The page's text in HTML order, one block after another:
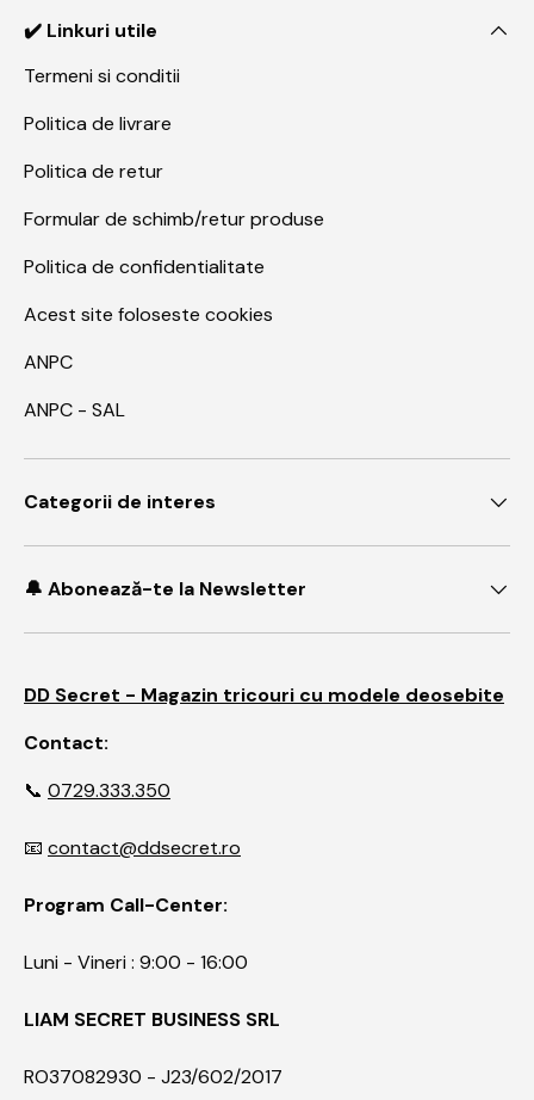
✔️ Linkuri utile
Termeni si conditii
Politica de livrare
Politica de retur
Formular de schimb/retur produse
Politica de confidentialitate
Acest site foloseste cookies
ANPC
ANPC - SAL
Categorii de interes
🔔 Abonează-te la Newsletter
DD Secret - Magazin tricouri cu modele deosebite
Contact:
📞 0729.333.350
📧 contact@ddsecret.ro
Program Call-Center:
Luni - Vineri : 9:00 - 16:00
LIAM SECRET BUSINESS SRL
RO37082930 - J23/602/2017